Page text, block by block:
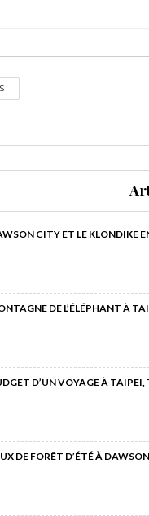
CITY ET LE KLONDIKE
DE L’ÉLÉPHANT À
D’UN VOYAGE À
DE FORÊT D’ÉTÉ À